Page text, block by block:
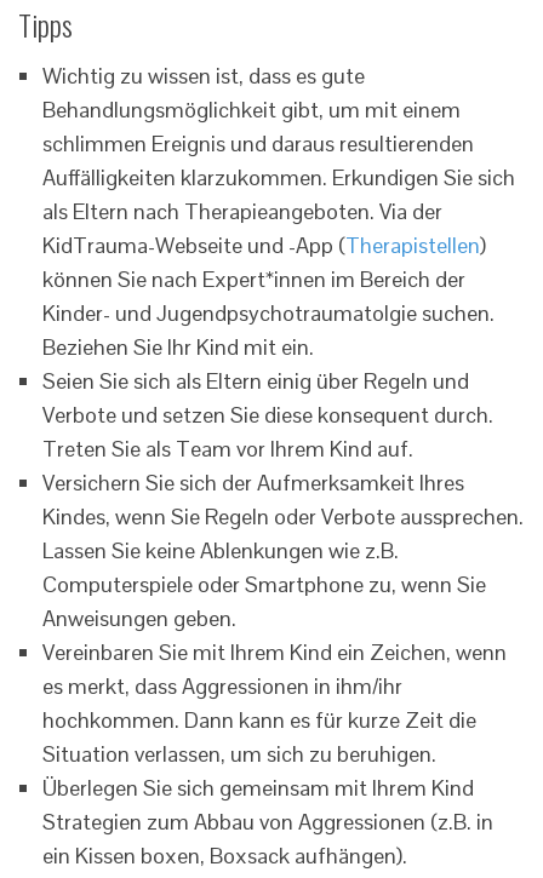
Tipps
Wichtig zu wissen ist, dass es gute
Behandlungsmöglichkeit gibt, um mit einem
schlimmen Ereignis und daraus resultierenden
Auffälligkeiten klarzukommen. Erkundigen Sie sich
als Eltern nach Therapieangeboten. Via der
KidTrauma-Webseite und -App (Therapistellen)
können Sie nach Expert*innen im Bereich der
Kinder- und Jugendpsychotraumatolgie suchen.
Beziehen Sie Ihr Kind mit ein.
Seien Sie sich als Eltern einig über Regeln und
Verbote und setzen Sie diese konsequent durch.
Treten Sie als Team vor Ihrem Kind auf.
Versichern Sie sich der Aufmerksamkeit Ihres
Kindes, wenn Sie Regeln oder Verbote aussprechen.
Lassen Sie keine Ablenkungen wie z.B.
Computerspiele oder Smartphone zu, wenn Sie
Anweisungen geben.
Vereinbaren Sie mit Ihrem Kind ein Zeichen, wenn
es merkt, dass Aggressionen in ihm/ihr
hochkommen. Dann kann es für kurze Zeit die
Situation verlassen, um sich zu beruhigen.
Überlegen Sie sich gemeinsam mit Ihrem Kind
Strategien zum Abbau von Aggressionen (z.B. in
ein Kissen boxen, Boxsack aufhängen).